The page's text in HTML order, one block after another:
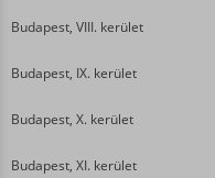
Budapest, VIII. kerület
Budapest, IX. kerület
Budapest, X. kerület
Budapest, XI. kerület